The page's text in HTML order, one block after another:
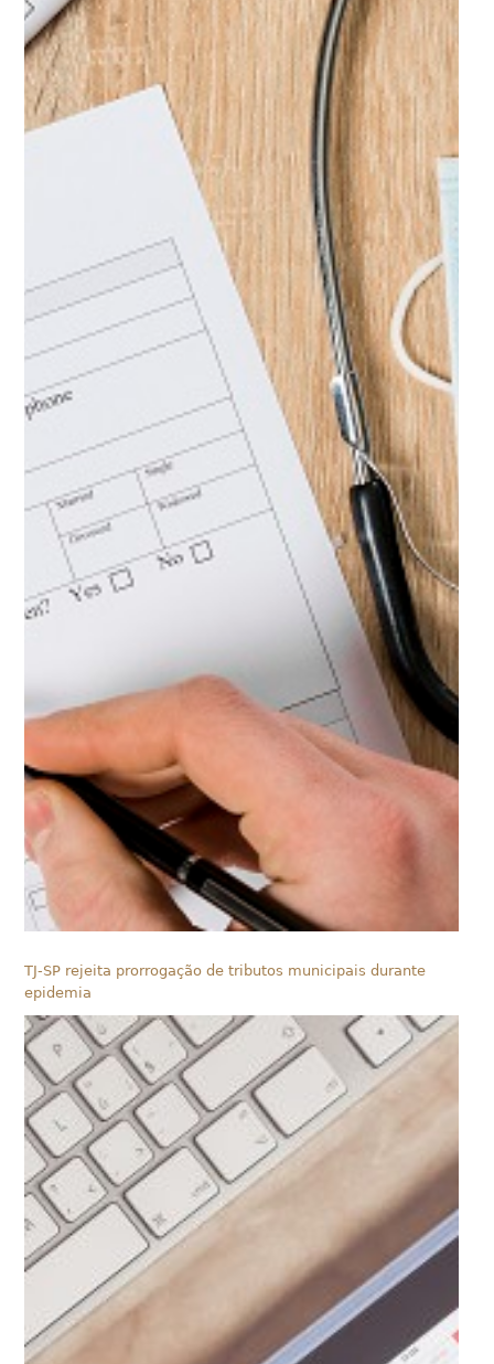
TJ-SP rejeita prorrogação de tributos municipais durante
epidemia